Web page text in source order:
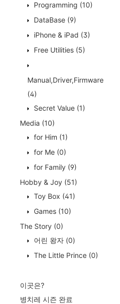
Programming (10)
DataBase (9)
iPhone & iPad (3)
Free Utilities (5)
Manual,Driver,Firmware
(4)
Secret Value (1)
Media (10)
for Him (1)
for Me (0)
for Family (9)
Hobby & Joy (51)
Toy Box (41)
Games (10)
The Story (0)
어린 왕자 (0)
The Little Prince (0)
이곳은?
병치레 시즌 완료